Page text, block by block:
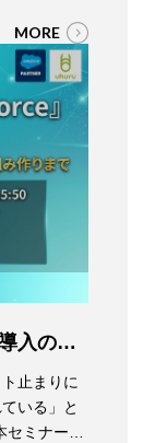
を起点
を整理した
ナーでは、
MORE
入の全
向上の
止まりに
いる」と
セミナーで